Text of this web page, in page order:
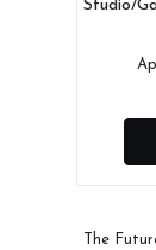
Studio/
The